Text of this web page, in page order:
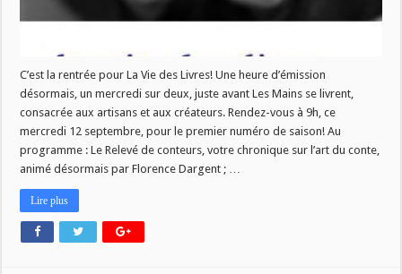
C’est la rentrée pour La Vie des Livres! Une heure d’émission
désormais, un mercredi sur deux, juste avant Les Mains se livrent,
consacrée aux artisans et aux créateurs. Rendez-vous à 9h, ce
mercredi 12 septembre, pour le premier numéro de saison! Au
programme : Le Relevé de conteurs, votre chronique sur l’art du conte,
animé désormais par Florence Dargent ; …
Lire plus